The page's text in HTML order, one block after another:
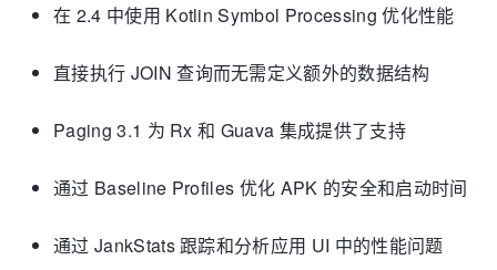
在 2.4 中使用 Kotlin Symbol Processing 优化性能
直接执行 JOIN 查询而无需定义额外的数据结构
Paging 3.1 为 Rx 和 Guava 集成提供了支持
通过 Baseline Profiles 优化 APK 的安全和启动时间
通过 JankStats 跟踪和分析应用 UI 中的性能问题